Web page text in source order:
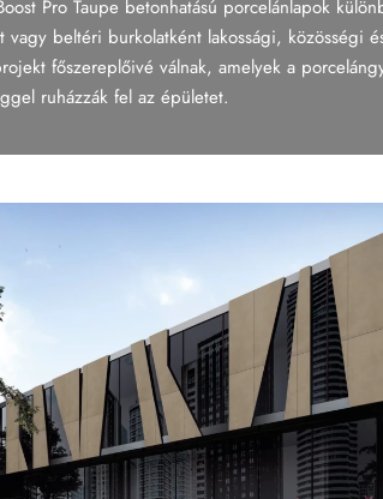
Tapéta
Tégla
Pro Taupe betonhatású porcelánlapok
vagy beltéri burkolatként lakossági, közösségi
főszereplőivé válnak, amelyek a
ruházzák fel az épületet.